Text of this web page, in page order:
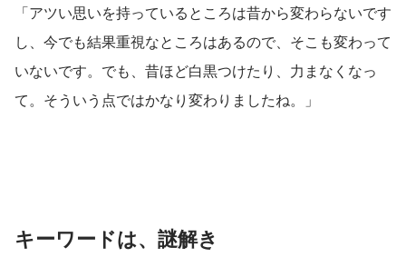
「アツい思いを持っているところは昔から変わらないです
し、今でも結果重視なところはあるので、そこも変わって
いないです。でも、昔ほど白黒つけたり、力まなくなっ
て。そういう点ではかなり変わりましたね。」
キーワードは、謎解き